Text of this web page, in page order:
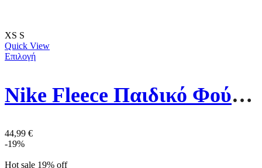
XS S
Quick View
Επιλογή
Nike Fleece Παιδικό Φούτερ CW6904-010 Μαύρο Park 20
44,99 €
-19%
Hot sale 19% off